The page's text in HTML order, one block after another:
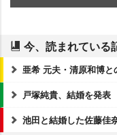
今、読まれている
亜希 元夫・清原和博と
戸塚純貴、結婚を発表
池田と結婚した佐藤佳